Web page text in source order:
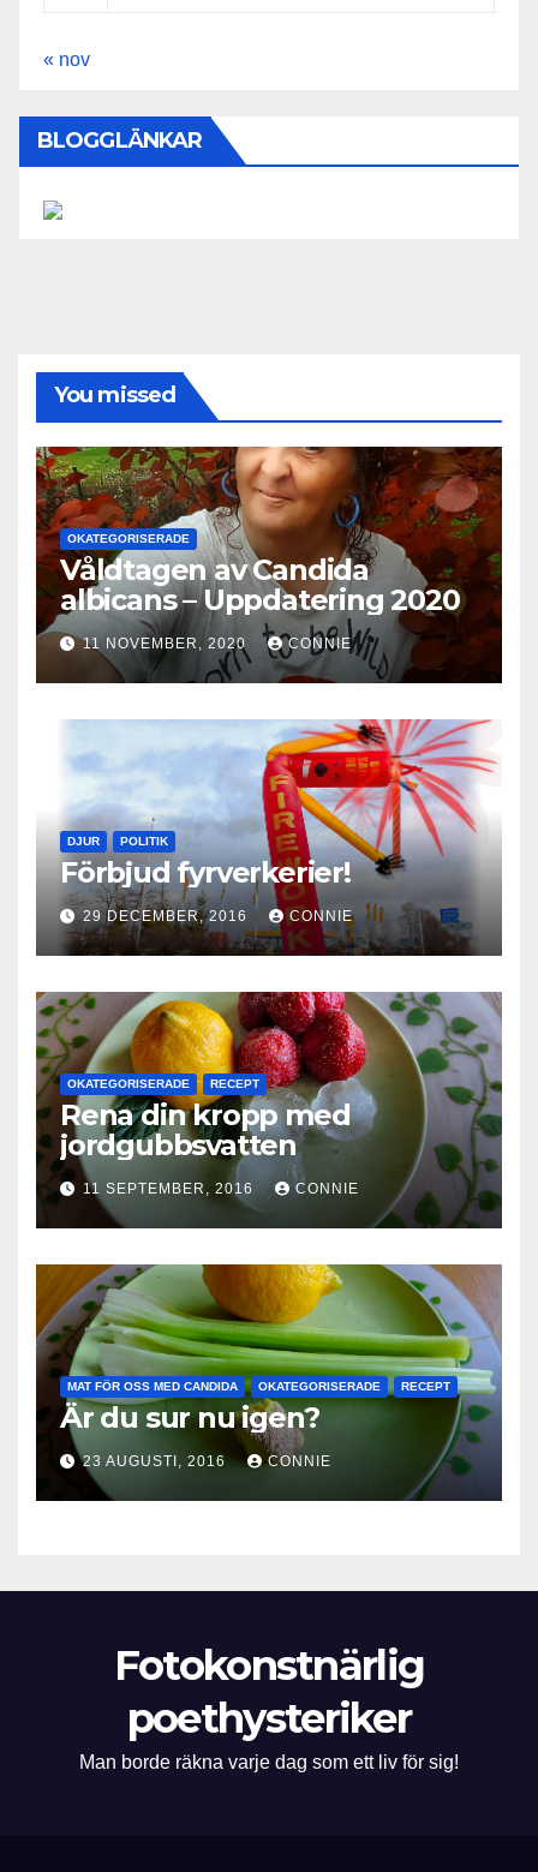
« nov
BLOGGLÄNKAR
You missed
OKATEGORISERADE
Våldtagen av Candida
albicans – Uppdatering 2020
11 NOVEMBER, 2020 CONNIE
DJUR POLITIK
Förbjud fyrverkerier!
29 DECEMBER, 2016 CONNIE
OKATEGORISERADE RECEPT
Rena din kropp med
jordgubbsvatten
11 SEPTEMBER, 2016 CONNIE
MAT FÖR OSS MED CANDIDA OKATEGORISERADE RECEPT
Är du sur nu igen?
23 AUGUSTI, 2016 CONNIE
Fotokonstnärlig
poethysteriker
Man borde räkna varje dag som ett liv för sig!